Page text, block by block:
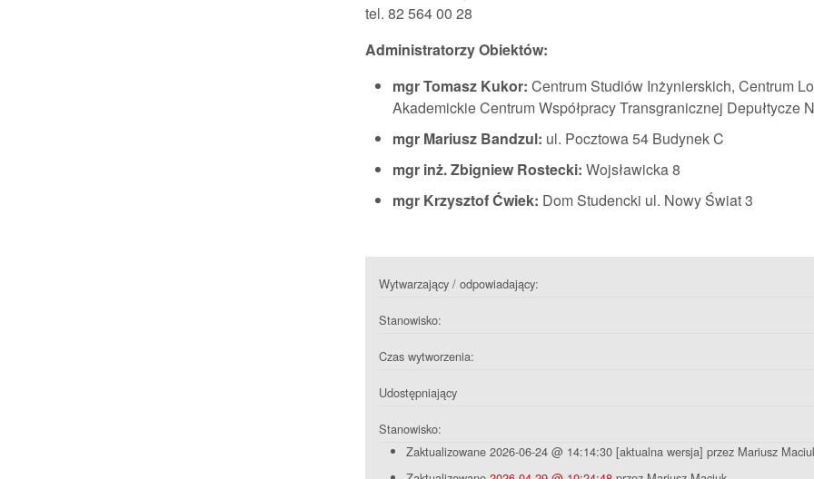
tel. 82 564 00 28
Administratorzy Obiektów:
mgr Tomasz Kukor: Centrum Studiów Inżynierskich, Centrum
Akademickie Centrum Współpracy Transgranicznej Depułtycze
mgr Mariusz Bandzul: ul. Pocztowa 54 Budynek C
mgr inż. Zbigniew Rostecki: Wojsławicka 8
mgr Krzysztof Ćwiek: Dom Studencki ul. Nowy Świat 3
Wytwarzający / odpowiadający:
Stanowisko:
Czas wytworzenia:
Udostępniający
Stanowisko:
Zaktualizowane 2026-06-24 @ 14:14:30 [aktualna wersja] przez Mariusz